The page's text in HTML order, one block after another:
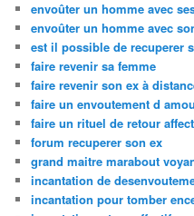
envoûter un homme avec
envoûter un homme avec
est il possible de recuperer
faire revenir sa femme
faire revenir son ex à
faire un envoutement d
faire un rituel de retour
forum recuperer son ex
grand maitre marabout
incantation de
incantation pour tomber